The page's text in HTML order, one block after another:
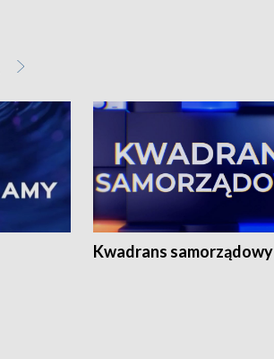
Kwadrans samorządowy